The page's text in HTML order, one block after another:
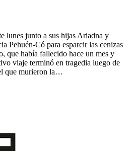
lunes junto a sus hijas Ariadna y
Pehuén-Có para esparcir las cenizas
que había fallecido hace un mes y
viaje terminó en tragedia luego de
que murieron la…